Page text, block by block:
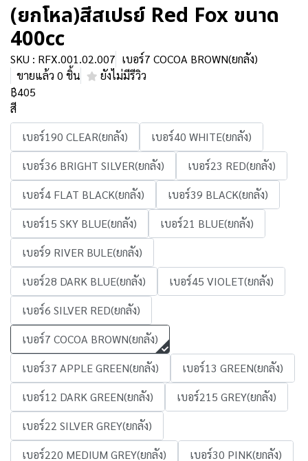
(ยกโหล)สีสเปรย์ Red Fox ขนาด
400cc
SKU : RFX.001.02.007 เบอร์7 COCOA BROWN(ยกลัง)
ขายแล้ว 0 ชิ้น
ยังไม่มีรีวิว
฿405
สี
เบอร์190 CLEAR(ยกลัง)
เบอร์40 WHITE(ยกลัง)
เบอร์36 BRIGHT SILVER(ยกลัง)
เบอร์23 RED(ยกลัง)
เบอร์4 FLAT BLACK(ยกลัง)
เบอร์39 BLACK(ยกลัง)
เบอร์15 SKY BLUE(ยกลัง)
เบอร์21 BLUE(ยกลัง)
เบอร์9 RIVER BULE(ยกลัง)
เบอร์28 DARK BLUE(ยกลัง)
เบอร์45 VIOLET(ยกลัง)
เบอร์6 SILVER RED(ยกลัง)
เบอร์7 COCOA BROWN(ยกลัง)
เบอร์37 APPLE GREEN(ยกลัง)
เบอร์13 GREEN(ยกลัง)
เบอร์12 DARK GREEN(ยกลัง)
เบอร์215 GREY(ยกลัง)
เบอร์22 SILVER GREY(ยกลัง)
เบอร์220 MEDIUM GREY(ยกลัง)
เบอร์30 PINK(ยกลัง)